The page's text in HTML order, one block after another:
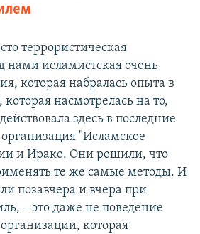
террористическая
нами исламистская очень
которая набралась опыта в
насмотрелась на то,
здесь в последние
"Исламское
и Ираке. Они решили, что
те же самые методы. И
позавчера и вчера при
– это даже не поведение
которая